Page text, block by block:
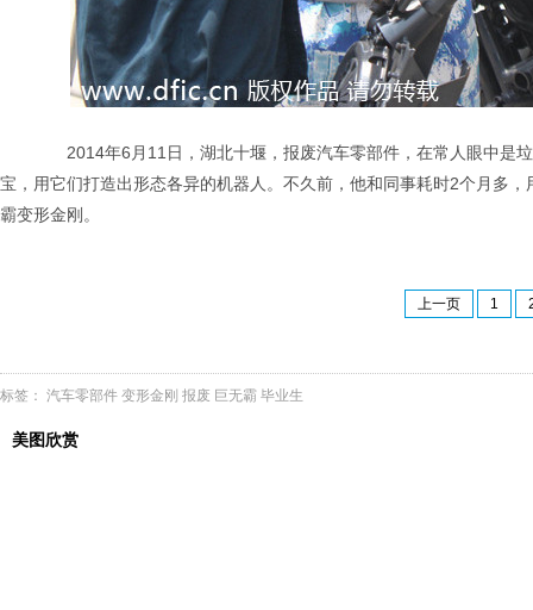
2014年6月11日，湖北十堰，报废汽车零部件，在常人眼中是
宝，用它们打造出形态各异的机器人。不久前，他和同事耗时2个月多
霸变形金刚。
上一页 1
标签： 汽车零部件 变形金刚 报废 巨无霸 毕业生
美图欣赏